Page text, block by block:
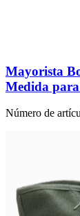
Mayorista
Medida para
Número de